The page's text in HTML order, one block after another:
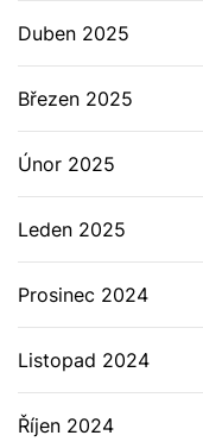
Duben 2025
Březen 2025
Únor 2025
Leden 2025
Prosinec 2024
Listopad 2024
Říjen 2024